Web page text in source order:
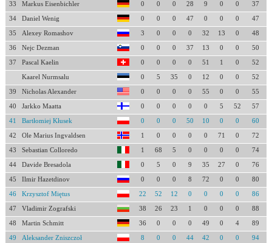
33 Markus Eisenbichler 0 0 0 28 9 0 0 37
34 Daniel Wenig 0 0 0 47 0 0 0 47
35 Alexey Romashov 3 0 0 0 32 13 0 48
36 Nejc Dezman 0 0 0 37 13 0 0 50
37 Pascal Kaelin 0 0 0 0 51 1 0 52
Kaarel Nurmsalu 0 5 35 0 12 0 0 52
39 Nicholas Alexander 0 0 0 0 55 0 0 55
40 Jarkko Maatta 0 0 0 0 0 5 52 57
41 Bartłomiej Kłusek 0 0 0 50 10 0 0 60
42 Ole Marius Ingvaldsen 1 0 0 0 0 71 0 72
43 Sebastian Colloredo 1 68 5 0 0 0 0 74
44 Davide Bresadola 0 5 0 9 35 27 0 76
45 Ilmir Hazetdinov 0 0 0 8 72 0 0 80
46 Krzysztof Miętus 22 52 12 0 0 0 0 86
47 Vladimir Zografski 38 26 23 1 0 0 0 88
48 Martin Schmitt 36 0 0 0 49 0 4 89
49 Aleksander Zniszczoł 8 0 0 44 42 0 0 94